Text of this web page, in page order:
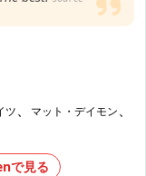
ツ、 マット・デイモン、
で見る